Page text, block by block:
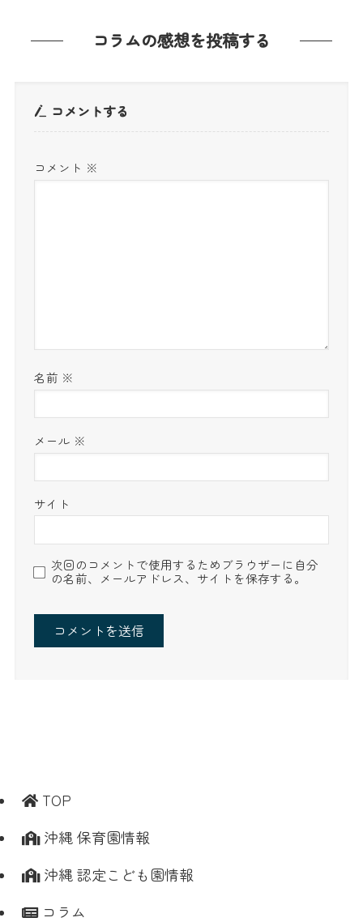
コラムの感想を投稿する
コメントする
コメント ※
名前 ※
メール ※
サイト
次回のコメントで使用するためブラウザーに自分
の名前、メールアドレス、サイトを保存する。
TOP
沖縄 保育園情報
沖縄 認定こども園情報
コラム